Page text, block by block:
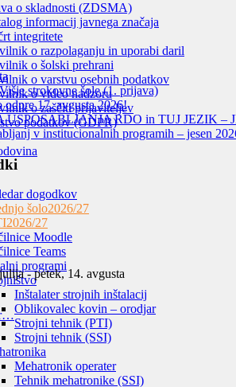
o skladnosti (ZDSMA)
informacij javnega značaja
integritete
o razpolaganju in uporabi daril
o šolski prehrani
o varstvu osebnih podatkov
o video nadzoru
o zaščiti prijaviteljev
podatkov (GDPR)
dogodkov
šolo2026/27
2026/27
Moodle
Teams
programi
Inštalater strojnih inštalacij
Oblikovalec kovin – orodjar
Strojni tehnik (PTI)
Strojni tehnik (SSI)
Mehatronik operater
Tehnik mehatronike (SSI)
strokovne šole (1. prijava)
odpre 17. avgusta 2026!
RDO in TUJ JEZIK –
v institucionalnih programih – jesen
julija-petek, 14. avgusta